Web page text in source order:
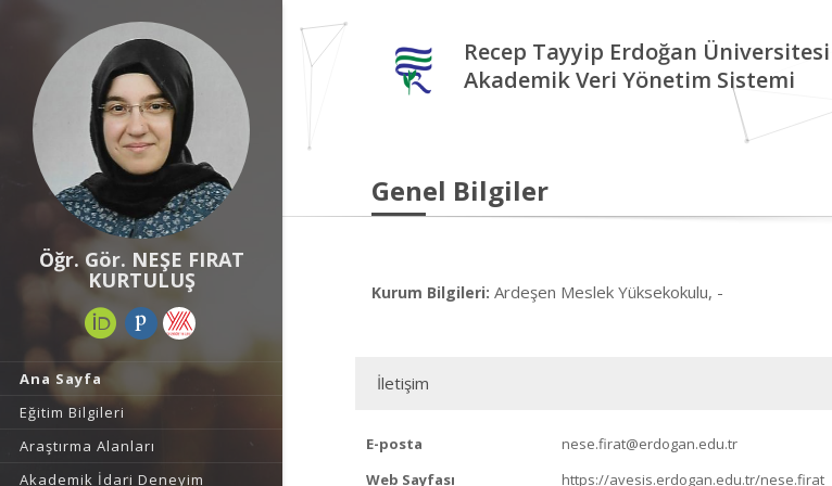
Öğr. Gör. NEŞE FIRAT
KURTULUŞ
Ana Sayfa
Eğitim Bilgileri
Araştırma Alanları
Akademik İdari Deneyim
Recep Tayyip Erdoğan Üniversitesi
Akademik Veri Yönetim Sistemi
Genel Bilgiler
Kurum Bilgileri: Ardeşen Meslek Yüksekokulu, -
İletişim
E-posta
nese.firat@erdogan.edu.tr
Web Sayfası
https://avesis.erdogan.edu.tr/nese.firat